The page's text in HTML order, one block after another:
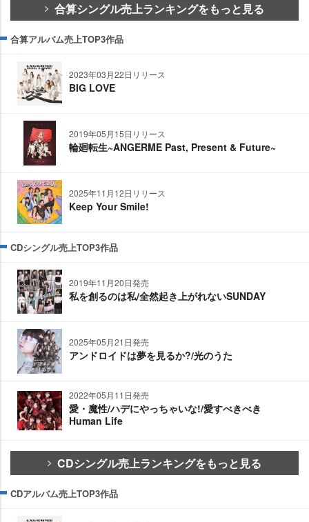
合算シングル売上ランキングをもっと見る
合算アルバム売上TOP3作品
2023年03月22日リリース
BIG LOVE
2019年05月15日リリース
輪廻転生~ANGERME Past, Present & Future~
2025年11月12日リリース
Keep Your Smile!
CDシングル売上TOP3作品
2019年11月20日発売
私を創るのは私/全然起き上がれないSUNDAY
2025年05月21日発売
アンドロイドは夢を見るか?/光のうた
2022年05月11日発売
愛・魔性/ハデにやっちゃいな!/愛すべきべき
Human Life
CDシングル売上ランキングをもっと見る
CDアルバム売上TOP3作品